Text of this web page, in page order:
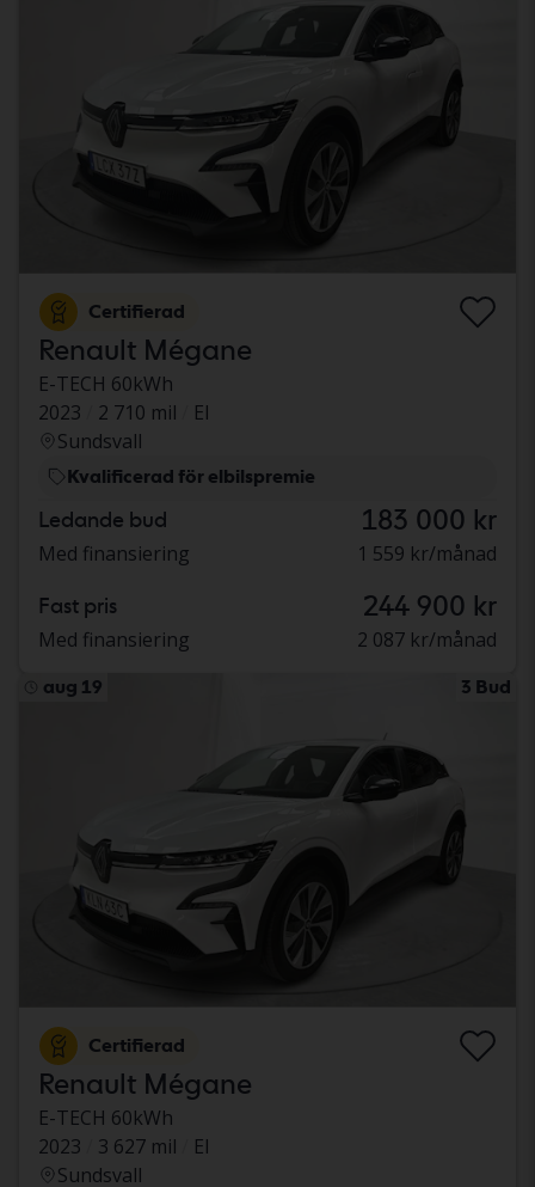
Certifierad
Renault Mégane
E-TECH 60kWh
2023
2 710 mil
El
Sundsvall
Kvalificerad för elbilspremie
Ledande bud 183 000 kr
Med finansiering 1 559 kr/månad
Fast pris 244 900 kr
Med finansiering 2 087 kr/månad
aug 19 3 Bud
Certifierad
Renault Mégane
E-TECH 60kWh
2023
3 627 mil
El
Sundsvall